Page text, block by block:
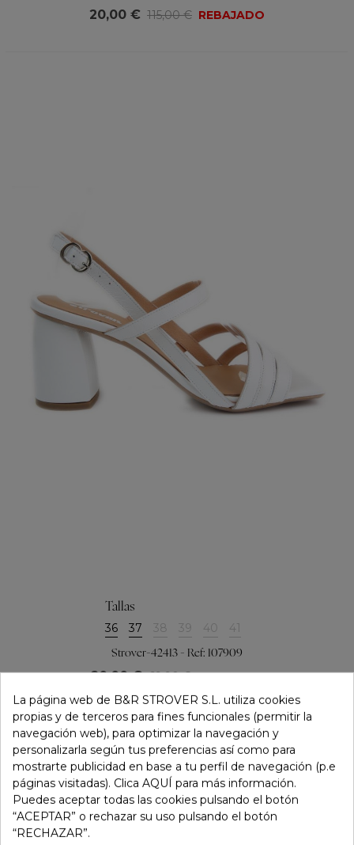
20,00 € 115,00 € REBAJADO
Tallas
36 37 38 39 40 41
Strover-42413 - Ref: 107909
20,00 € 69,90 € REBAJADO
La página web de B&R STROVER S.L. utiliza cookies
propias y de terceros para fines funcionales (permitir la
navegación web), para optimizar la navegación y
personalizarla según tus preferencias así como para
mostrarte publicidad en base a tu perfil de navegación (p.e
páginas visitadas). Clica AQUÍ para más información.
Puedes aceptar todas las cookies pulsando el botón
“ACEPTAR” o rechazar su uso pulsando el botón
“RECHAZAR”.